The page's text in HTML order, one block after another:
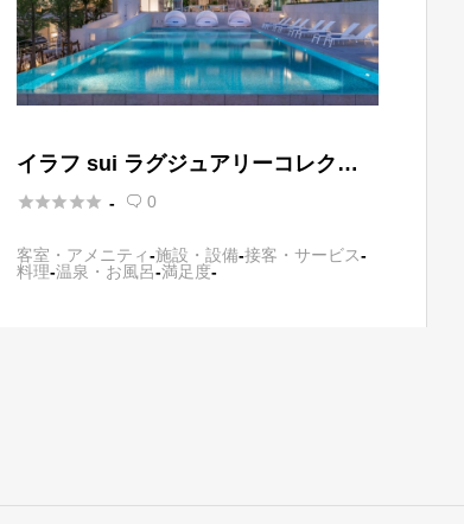
イラフ sui ラグジュアリーコレクシ
ョンホテル 沖縄宮古
 -  0
客室・アメニティ-施設・設備-接客・サービス-
料理-温泉・お風呂-満足度-